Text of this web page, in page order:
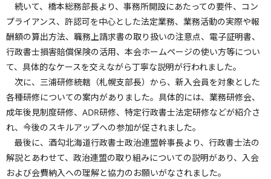
続いて、橋本総務部長より、事務所開設にあたっての要件、コン
プライアンス、許認可を中心とした法定業務、業務活動の実際や報
酬額の算出方法、職務上請求書の取り扱いの注意点、電子証明書、
行政書士損害賠償保険の活用、本会ホームページの使い方等につい
て、具体的なケースを交えながら丁寧な説明が行われました。
次に、三浦研修統轄（札幌支部長）から、新入会員を対象とした
各種研修についての案内がありました。具体的には、業務研修会、
成年後見制度研修、ADR研修、特定行政書士法定研修などが紹介さ
れ、今後のスキルアップへの参加が促されました。
最後に、酒勾北海道行政書士政治連盟幹事長より、行政書士法の
解説とあわせて、政治連盟の取り組みについての説明があり、入会
および会費納入への理解と協力のお願いがなされました。